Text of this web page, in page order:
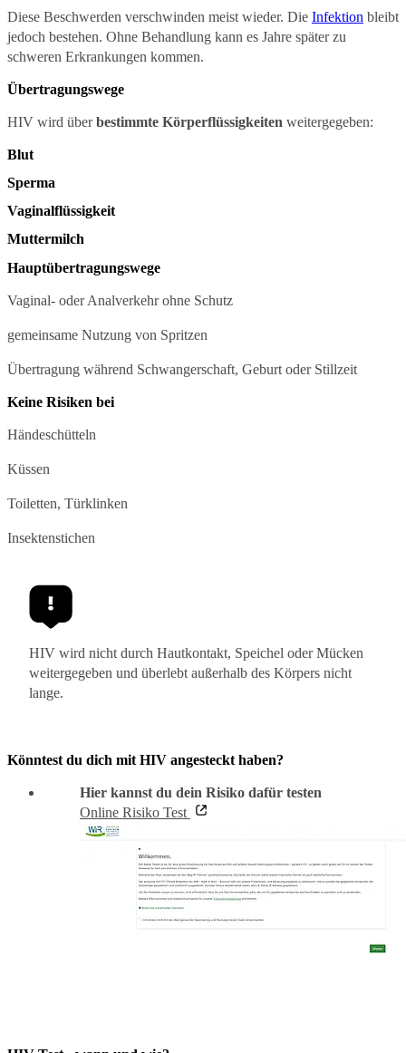
Diese Beschwerden verschwinden meist wieder. Die Infektion bleibt
jedoch bestehen. Ohne Behandlung kann es Jahre später zu
schweren Erkrankungen kommen.
Übertragungswege
HIV wird überbestimmte Körperflüssigkeiten weitergegeben:
Blut
Sperma
Vaginalflüssigkeit
Muttermilch
Hauptübertragungswege
Vaginal- oder Analverkehr ohne Schutz
gemeinsame Nutzung von Spritzen
Übertragung während Schwangerschaft, Geburt oder Stillzeit
Keine Risiken bei
Händeschütteln
Küssen
Toiletten, Türklinken
Insektenstichen
HIV wird nicht durch Hautkontakt, Speichel oder Mücken
weitergegeben und überlebt außerhalb des Körpers nicht
lange.
Könntest du dich mit HIV angesteckt haben?
Hier kannst du dein Risiko dafür testen
Online Risiko Test